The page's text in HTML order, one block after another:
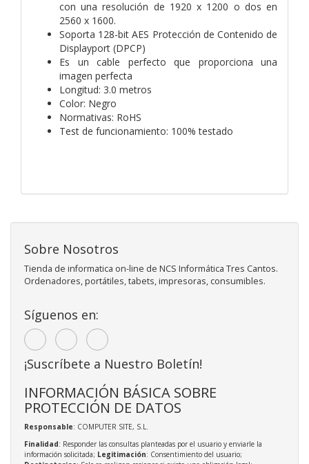
con una resolución de 1920 x 1200 o dos en
2560 x 1600.
Soporta 128-bit AES Protección de Contenido de
Displayport (DPCP)
Es un cable perfecto que proporciona una
imagen perfecta
Longitud: 3.0 metros
Color: Negro
Normativas: RoHS
Test de funcionamiento: 100% testado
Sobre Nosotros
Tienda de informatica on-line de NCS Informática Tres Cantos.
Ordenadores, portátiles, tabets, impresoras, consumibles.
Síguenos en:
¡Suscríbete a Nuestro Boletín!
INFORMACIÓN BÁSICA SOBRE
PROTECCIÓN DE DATOS
Responsable: COMPUTER SITE, S.L.
Finalidad: Responder las consultas planteadas por el usuario y enviarle la
información solicitada; Legitimación: Consentimiento del usuario;